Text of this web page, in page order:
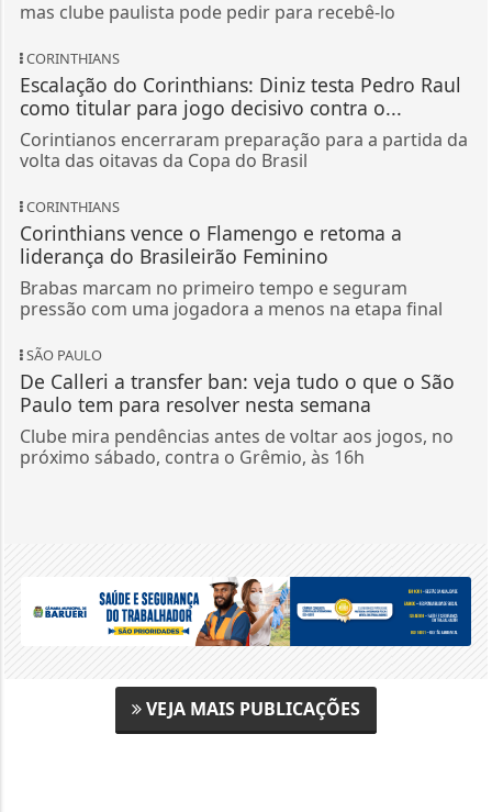
mas clube paulista pode pedir para recebê-lo
CORINTHIANS
Escalação do Corinthians: Diniz testa Pedro Raul
como titular para jogo decisivo contra o...
Corintianos encerraram preparação para a partida da
volta das oitavas da Copa do Brasil
CORINTHIANS
Corinthians vence o Flamengo e retoma a
liderança do Brasileirão Feminino
Brabas marcam no primeiro tempo e seguram
pressão com uma jogadora a menos na etapa final
SÃO PAULO
De Calleri a transfer ban: veja tudo o que o São
Paulo tem para resolver nesta semana
Clube mira pendências antes de voltar aos jogos, no
próximo sábado, contra o Grêmio, às 16h
VEJA MAIS PUBLICAÇÕES